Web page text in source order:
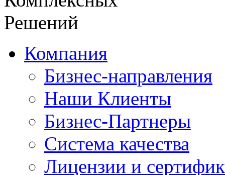
Компания
Бизнес-направления
Наши Клиенты
Бизнес-Партнеры
Система качества
Лицензии и